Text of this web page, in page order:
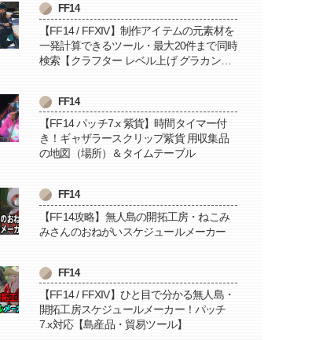
FF14
【FF14 / FFXIV】制作アイテムの元素材を
一発計算できるツール・最大20件まで同時
検索【クラフター レベル上げ グラカン納
FF14
【FF14 パッチ7.x 紫貨】時間タイマー付
き！ギャザラースクリップ紫貨 用収集品
の地図（場所）＆タイムテーブル
FF14
【FF14攻略】無人島の開拓工房・ねこみ
みさんのおねがいスケジュールメーカー
FF14
【FF14 / FFXIV】ひと目で分かる無人島・
開拓工房スケジュールメーカー！パッチ
7.x対応【島産品・貿易ツール】